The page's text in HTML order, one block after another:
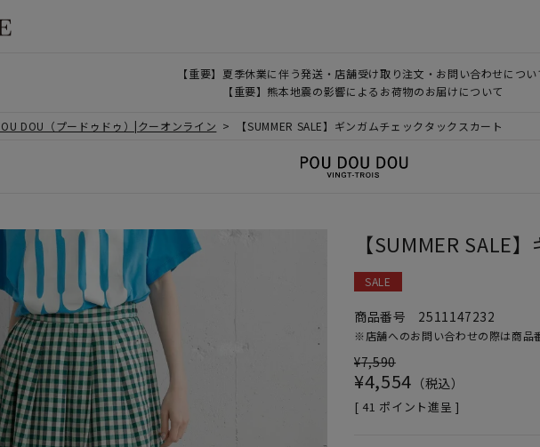
【重要】夏季休業に伴う発送・店舗受け取り注文・お問い合わせについ
【重要】熊本地震の影響によるお荷物のお届けについて
DOU（プードゥドゥ）|クーオンライン 【SUMMER SALE】ギンガムチェックタックスカート
【SUMMER SALE
SALE
商品番号 2511147232
※店舗へのお問い合わせの際は商品
¥7,590
¥4,554 税込
[ 41 ポイント進呈 ]